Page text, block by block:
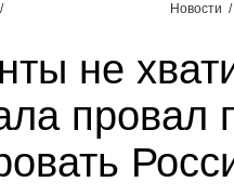
/ Новости /
не
провал